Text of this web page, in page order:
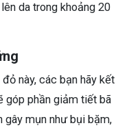
da trong khoảng 20
này, các bạn hãy kết
góp phần giảm tiết bã
gây mụn như bụi bặm,